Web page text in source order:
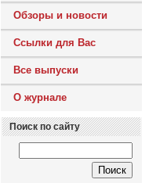
Обзоры и новости
Ссылки для Вас
Все выпуски
О журнале
Поиск по сайту